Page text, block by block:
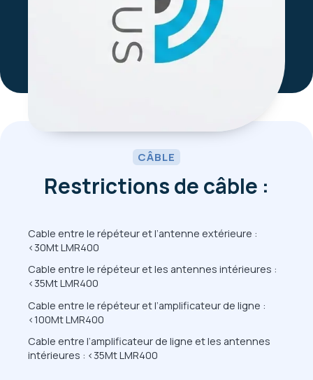
CÂBLE
Restrictions de câble :
Cable entre le répéteur et l’antenne extérieure :
<30Mt LMR400
Cable entre le répéteur et les antennes intérieures :
<35Mt LMR400
Cable entre le répéteur et l’amplificateur de ligne :
<100Mt LMR400
Cable entre l’amplificateur de ligne et les antennes
intérieures : <35Mt LMR400